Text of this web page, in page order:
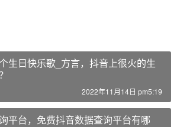
生日快乐歌_方言，抖音上很火的生
2022年11月14日 pm5:19
平台，免费抖音数据查询平台有哪